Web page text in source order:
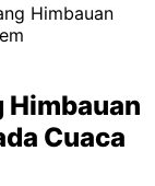
Himbauan
Himbauan
Cuaca